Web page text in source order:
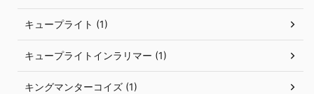
キュープライト (1)
キュープライトインラリマー (1)
キングマンターコイズ (1)